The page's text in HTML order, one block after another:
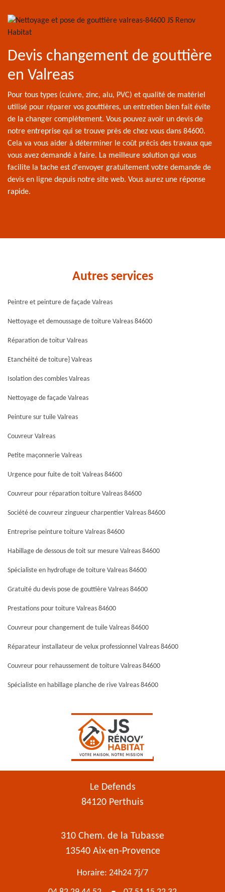
Devis changement de gouttière
en Valreas
Pour tous types (cuivre, zinc, alu, PVC) et qualité de matériel
utilisé pour réparer vos gouttières, un entretien bien fait évite
de la changer complètement. Vous pouvez avoir un devis de
notre entreprise qui se trouve près de chez vous dans 84600.
Cela va vous aider à déterminer le coût précis des travaux que
vous avez demandé à faire. La meilleure solution qui vous
facilite la tache est d'envoyer gratuitement votre demande de
devis en ligne depuis notre site web. Vous aurez une réponse
rapide.
Autres services
Peintre et peinture de façade Valreas
Nettoyage et demoussage de toiture Valreas 84600
Réparation de toitur Valreas
Etanchéité de toiture} Valreas
Isolation des combles Valreas
Nettoyage de façade Valreas
Peinture sur tuile Valreas
Couvreur Valreas
Petite maçonnerie Valreas
Urgence pour fuite de toit Valreas 84600
Couvreur pour réparation toiture Valreas 84600
Société de couvreur zingueur charpentier Valreas 84600
Entreprise peinture toiture Valreas 84600
Habillage de dessous de toit sur mesure Valreas 84600
Spécialiste en hydrofuge de toiture Valreas 84600
Gratuité du devis pose de gouttière Valreas 84600
Prestations pour toiture Valreas 84600
Couvreur pour changement de tuile Valreas 84600
Réparateur installateur de velux professionnel Valreas 84600
Couvreur pour rehaussement de toiture Valreas 84600
Spécialiste en habillage planche de rive Valreas 84600
Le Defends
84120 Perthuis
310 Chem. de la Tubasse
13540 Aix-en-Provence
Horaire: 24h24 7j/7